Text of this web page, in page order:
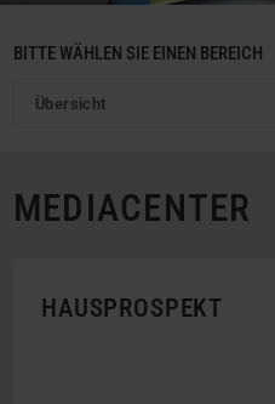
BITTE WÄHLEN SIE EINEN BEREICH
Übersicht
MEDIACENTER
HAUSPROSPEKT